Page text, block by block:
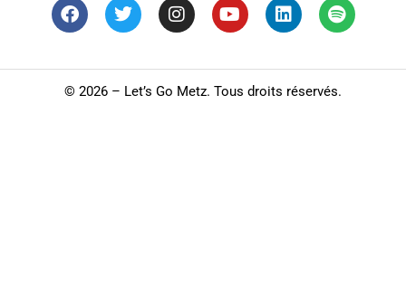
© 2026 – Let’s Go Metz. Tous droits réservés.